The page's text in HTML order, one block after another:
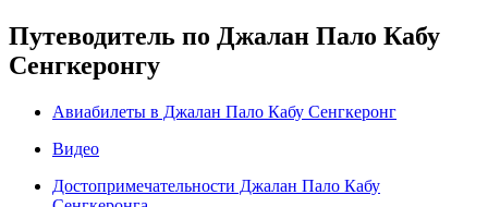
Путеводитель по Джалан Пало Кабу
Сенгкеронгу
Авиабилеты в Джалан Пало Кабу Сенгкеронг
Видео
Достопримечательности Джалан Пало Кабу